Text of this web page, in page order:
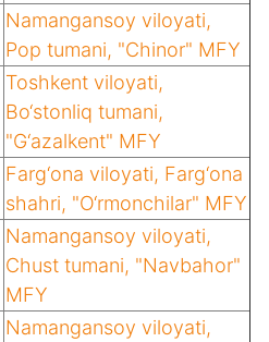
Namangansoy viloyati,
Pop tumani, "Chinor" MFY
Toshkent viloyati,
Bo‘stonliq tumani,
"G‘azalkent" MFY
Farg‘ona viloyati, Farg‘ona
shahri, "O‘rmonchilar" MFY
Namangansoy viloyati,
Chust tumani, "Navbahor"
MFY
Namangansoy viloyati,